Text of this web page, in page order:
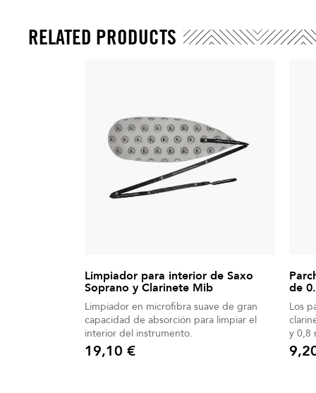
RELATED PRODUCTS
Limpiador para interior de Saxo
Soprano y Clarinete Mib
Limpiador en microfibra suave de gran
capacidad de absorción para limpiar el
interior del instrumento.
Precio
19,10 €
de
Los
y 0,8
Precio